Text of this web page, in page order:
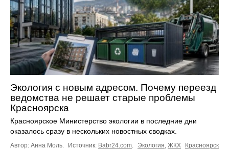
Экология с новым адресом. Почему переезд
ведомства не решает старые проблемы
Красноярска
Красноярское Министерство экологии в последние дни
оказалось сразу в нескольких новостных сводках.
Автор: Анна Моль. Источник: Babr24.com. Экология, ЖКХ
Красноярск